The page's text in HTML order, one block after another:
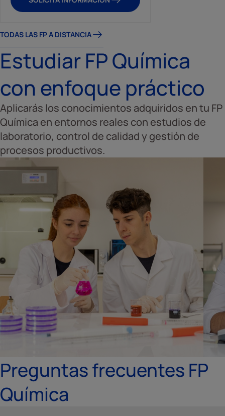
TODAS LAS FP A DISTANCIA
Estudiar FP Química
con enfoque práctico
Aplicarás los conocimientos adquiridos en tu FP
Química en entornos reales con estudios de
laboratorio, control de calidad y gestión de
procesos productivos.
Preguntas frecuentes FP
Química